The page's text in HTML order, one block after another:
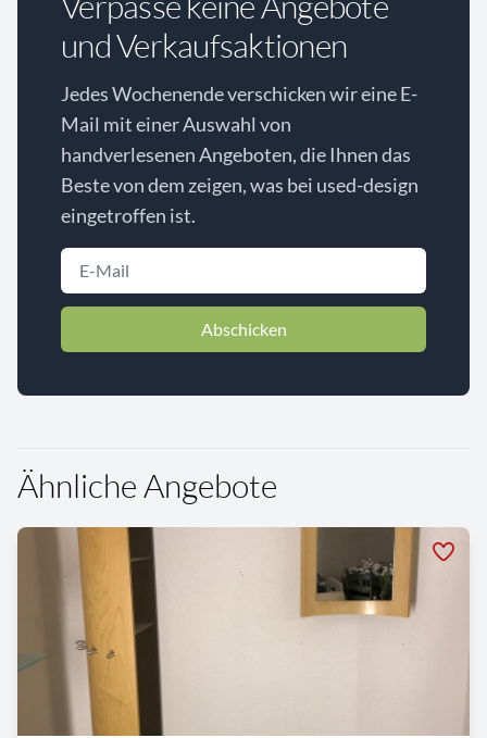
und Verkaufsaktionen
Jedes Wochenende verschicken wir eine E-
Mail mit einer Auswahl von
handverlesenen Angeboten, die Ihnen das
Beste von dem zeigen, was bei used-design
eingetroffen ist.
Abschicken
Ähnliche Angebote